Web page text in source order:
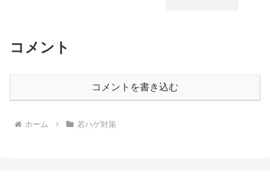
コメント
コメントを書き込む
ホーム 若ハゲ対策